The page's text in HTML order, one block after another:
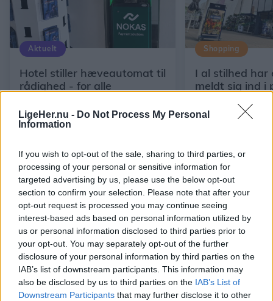
LigeHer.nu - Do Not Process My Personal
Information
If you wish to opt-out of the sale, sharing to third parties, or
processing of your personal or sensitive information for
targeted advertising by us, please use the below opt-out
section to confirm your selection. Please note that after your
opt-out request is processed you may continue seeing
interest-based ads based on personal information utilized by
us or personal information disclosed to third parties prior to
your opt-out. You may separately opt-out of the further
disclosure of your personal information by third parties on the
IAB’s list of downstream participants. This information may
also be disclosed by us to third parties on the IAB’s List of
Downstream Participants that may further disclose it to other
Aktuelt
Hotel stiller hæveautomat til
rådighed - for alle
Shopping
I al stilhed har
meldt sig ind i